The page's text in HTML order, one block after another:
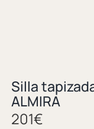
Silla
ALMIRA
201€